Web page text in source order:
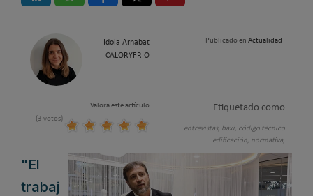
Idoia Arnabat
CALORYFRIO
Publicado en Actualidad
Valora este artículo
(3 votos)
Etiquetado como
entrevistas, baxi, código técnico
edificación, normativa,
"El
trabaj